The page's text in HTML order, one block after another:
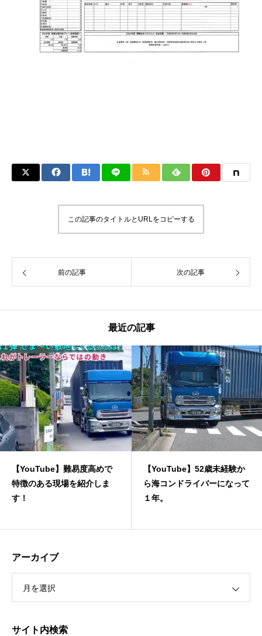
この記事のタイトルとURLをコピーする
前の記事 次の記事
最近の記事
【YouTube】難易度高めで
特徴のある現場を紹介しま
す！
【YouTube】52歳未経験か
ら海コンドライバーになって
１年。
アーカイブ
月を選択
サイト内検索